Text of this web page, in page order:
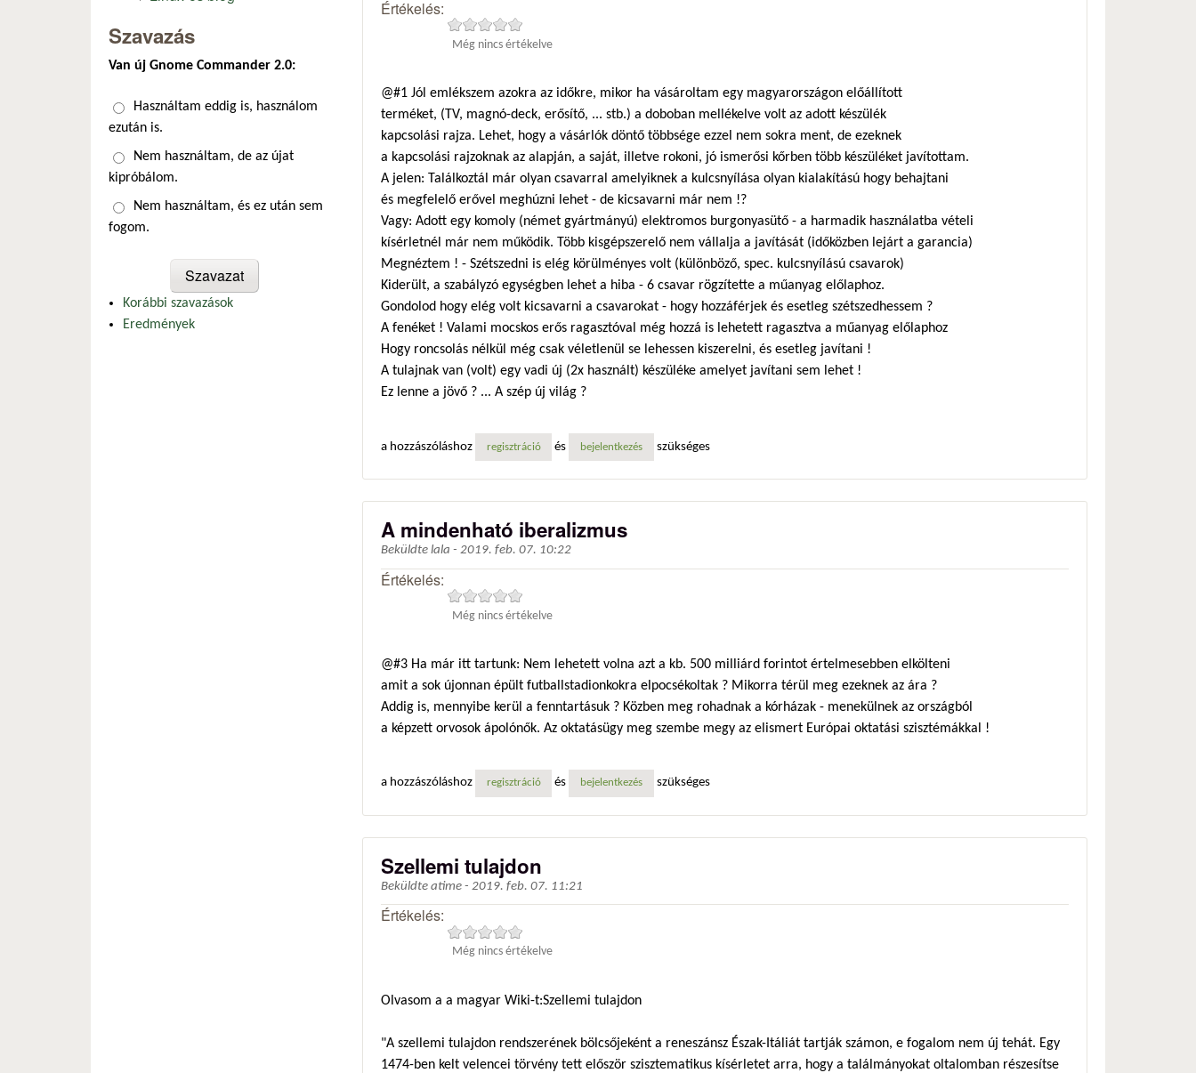
Értékelés:
Még nincs értékelve
@#1 Jól emlékszem azokra az időkre, mikor ha vásároltam egy magyarországon előállított
terméket, (TV, magnó-deck, erősítő, ... stb.) a doboban mellékelve volt az adott készülék
kapcsolási rajza. Lehet, hogy a vásárlók döntő többsége ezzel nem sokra ment, de ezeknek
a kapcsolási rajzoknak az alapján, a saját, illetve rokoni, jó ismerősi kőrben több készüléket javítottam.
A jelen: Találkoztál már olyan csavarral amelyiknek a kulcsnyílása olyan kialakítású hogy behajtani
és megfelelő erővel meghúzni lehet - de kicsavarni már nem !?
Vagy: Adott egy komoly (német gyártmányú) elektromos burgonyasütő - a harmadik használatba vételi
kísérletnél már nem működik. Több kisgépszerelő nem vállalja a javítását (időközben lejárt a garancia)
Megnéztem ! - Szétszedni is elég körülményes volt (különböző, spec. kulcsnyílású csavarok)
Kiderült, a szabályzó egységben lehet a hiba - 6 csavar rögzítette a műanyag előlaphoz.
Gondolod hogy elég volt kicsavarni a csavarokat - hogy hozzáférjek és esetleg szétszedhessem ?
A fenéket ! Valami mocskos erős ragasztóval még hozzá is lehetett ragasztva a műanyag előlaphoz
Hogy roncsolás nélkül még csak véletlenül se lehessen kiszerelni, és esetleg javítani !
A tulajnak van (volt) egy vadi új (2x használt) készüléke amelyet javítani sem lehet !
Ez lenne a jövő ? ... A szép új világ ?
a hozzászóláshoz regisztráció és bejelentkezés szükséges
A mindenható iberalizmus
Beküldte lala - 2019. feb. 07. 10:22
Értékelés:
Még nincs értékelve
@#3 Ha már itt tartunk: Nem lehetett volna azt a kb. 500 milliárd forintot értelmesebben elkölteni
amit a sok újonnan épült futballstadionkokra elpocsékoltak ? Mikorra térül meg ezeknek az ára ?
Addig is, mennyibe kerül a fenntartásuk ? Közben meg rohadnak a kórházak - menekülnek az országból
a képzett orvosok ápolónők. Az oktatásügy meg szembe megy az elismert Európai oktatási szisztémákkal !
a hozzászóláshoz regisztráció és bejelentkezés szükséges
Szellemi tulajdon
Beküldte atime - 2019. feb. 07. 11:21
Értékelés:
Még nincs értékelve
Olvasom a a magyar Wiki-t:Szellemi tulajdon
"A szellemi tulajdon rendszerének bölcsőjeként a reneszánsz Észak-Itáliát tartják számon, e fogalom nem új tehát. Egy
1474-ben kelt velencei törvény tett először szisztematikus kísérletet arra, hogy a találmányokat oltalomban részesítse
Szavazás
Van új Gnome Commander 2.0:
Választások
Használtam eddig is, használom
ezután is.
Nem használtam, de az újat
kipróbálom.
Nem használtam, és ez után sem
fogom.
Korábbi szavazások
Eredmények